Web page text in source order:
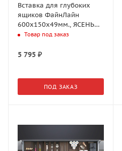
Вставка для глубоких
ящиков ФайнЛайн
600x150x49мм., ЯСЕНЬ
черный (0092060368)
Товар под заказ
5 795 ₽
ПОД ЗАКАЗ